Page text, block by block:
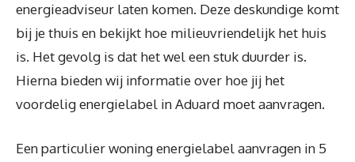
energieadviseur laten komen. Deze deskundige komt
bij je thuis en bekijkt hoe milieuvriendelijk het huis
is. Het gevolg is dat het wel een stuk duurder is.
Hierna bieden wij informatie over hoe jij het
voordelig energielabel in Aduard moet aanvragen.
Een particulier woning energielabel aanvragen in 5